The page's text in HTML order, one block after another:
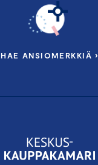
HAE ANSIOMERKKIÄ ›